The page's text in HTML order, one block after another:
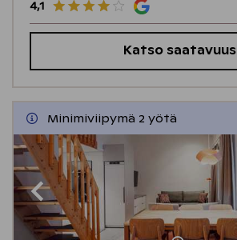
4,1
Katso saatavuus
Minimiviipymä 2 yötä